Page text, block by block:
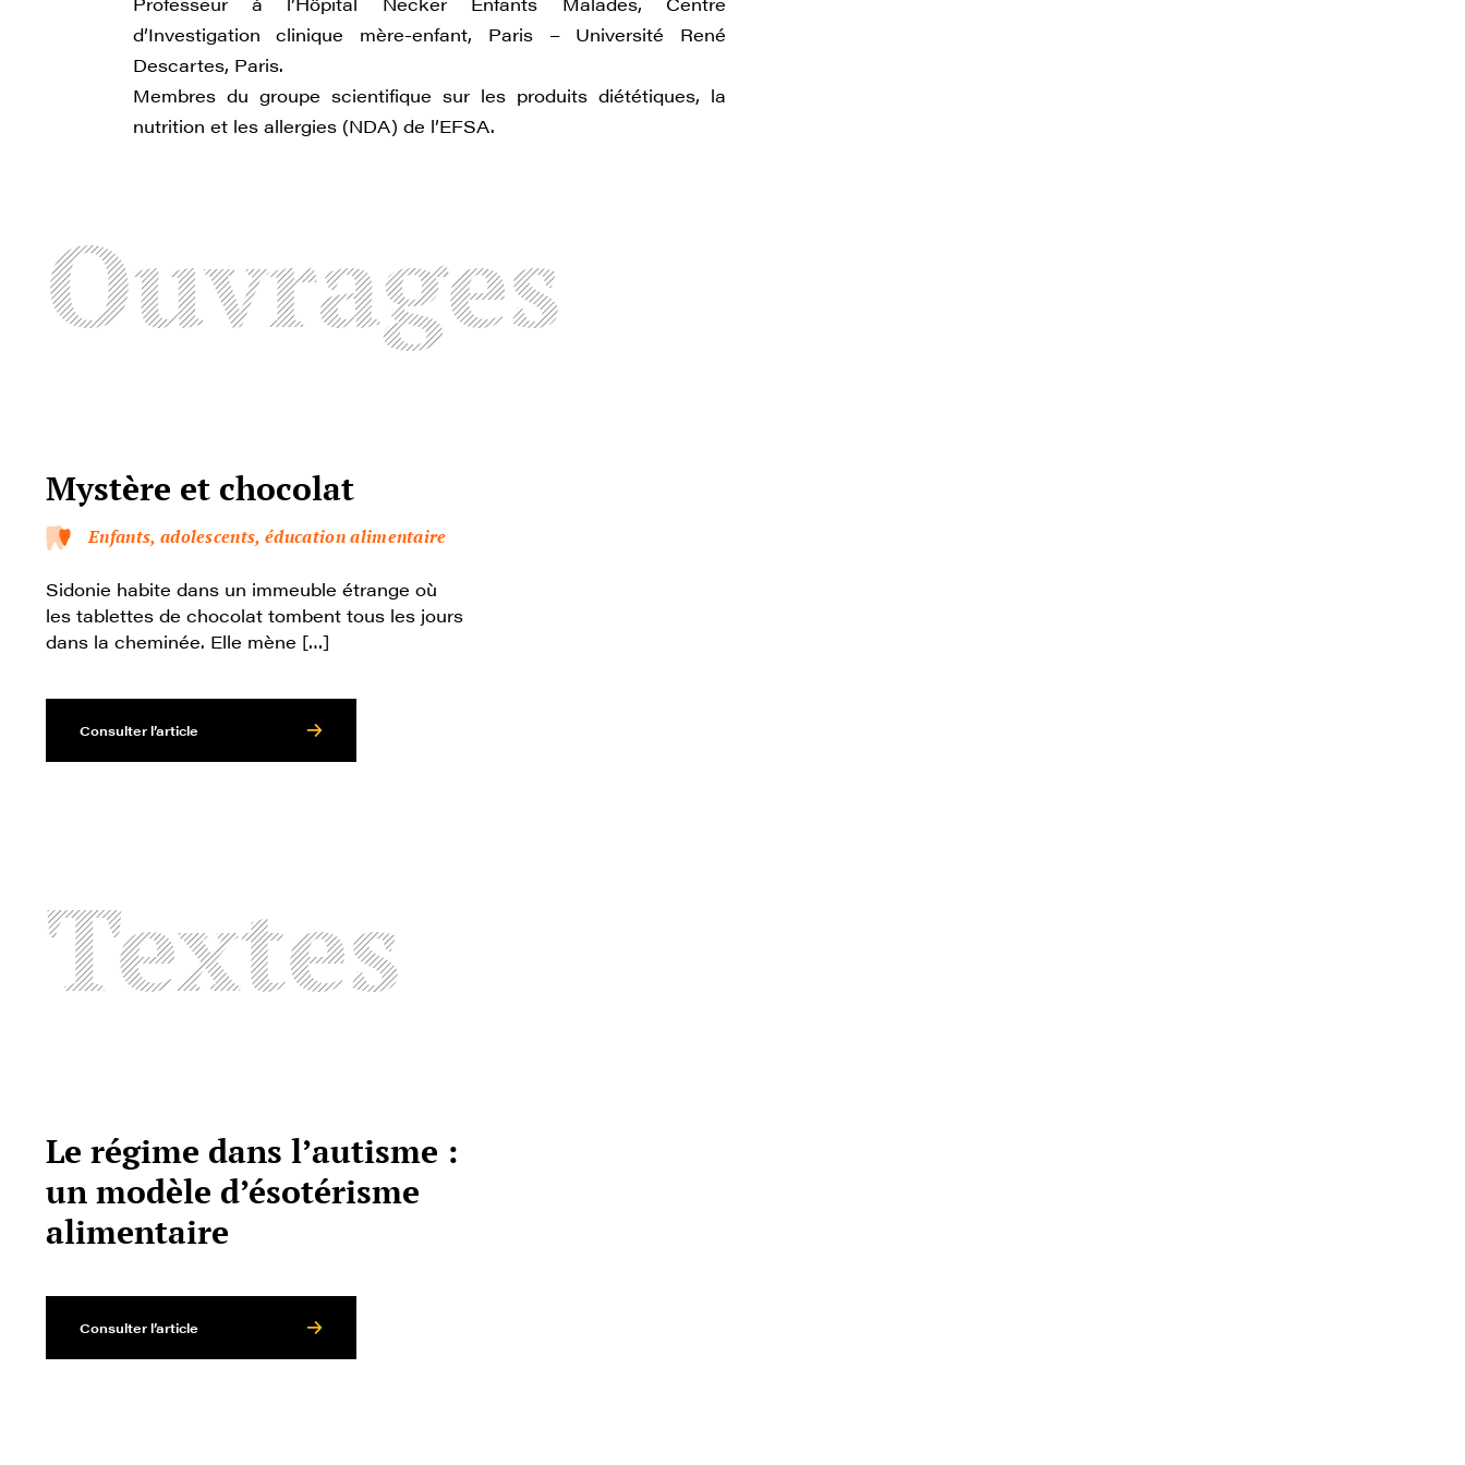
d’Investigation clinique mère-enfant, Paris – Université René
Descartes, Paris.
Membres du groupe scientifique sur les produits diététiques, la
nutrition et les allergies (NDA) de l’EFSA.
Ouvrages
Mystère et chocolat
Enfants, adolescents, éducation alimentaire
Sidonie habite dans un immeuble étrange où
les tablettes de chocolat tombent tous les jours
dans la cheminée. Elle mène […]
Consulter l’article
Textes
Le régime dans l’autisme :
un modèle d’ésotérisme
alimentaire
Consulter l’article